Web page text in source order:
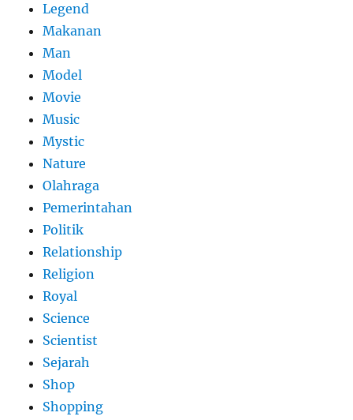
Legend
Makanan
Man
Model
Movie
Music
Mystic
Nature
Olahraga
Pemerintahan
Politik
Relationship
Religion
Royal
Science
Scientist
Sejarah
Shop
Shopping